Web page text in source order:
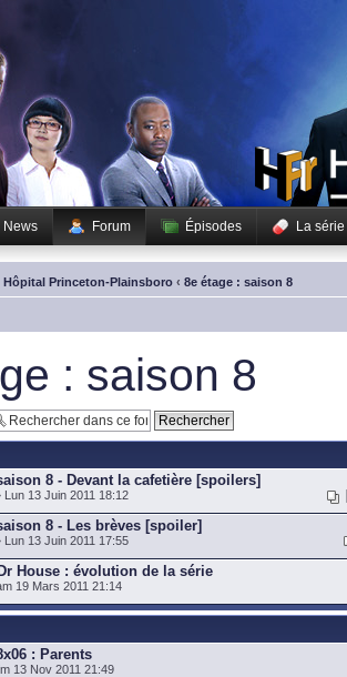
News Forum Épisodes La série
Hôpital Princeton-Plainsboro ‹ 8e étage : saison 8
: saison 8
8 - Devant la cafetière [spoilers]
Lun 13 Juin 2011 18:12
8 - Les brèves [spoiler]
Lun 13 Juin 2011 17:55
House : évolution de la série
19 Mars 2011 21:14
: Parents
13 Nov 2011 21:49